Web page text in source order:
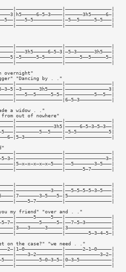
overnight"
"Dancing by . ."
a widow . ."
out of nowhere"
my friend" "over and . ."
on the case?" "we need . ."